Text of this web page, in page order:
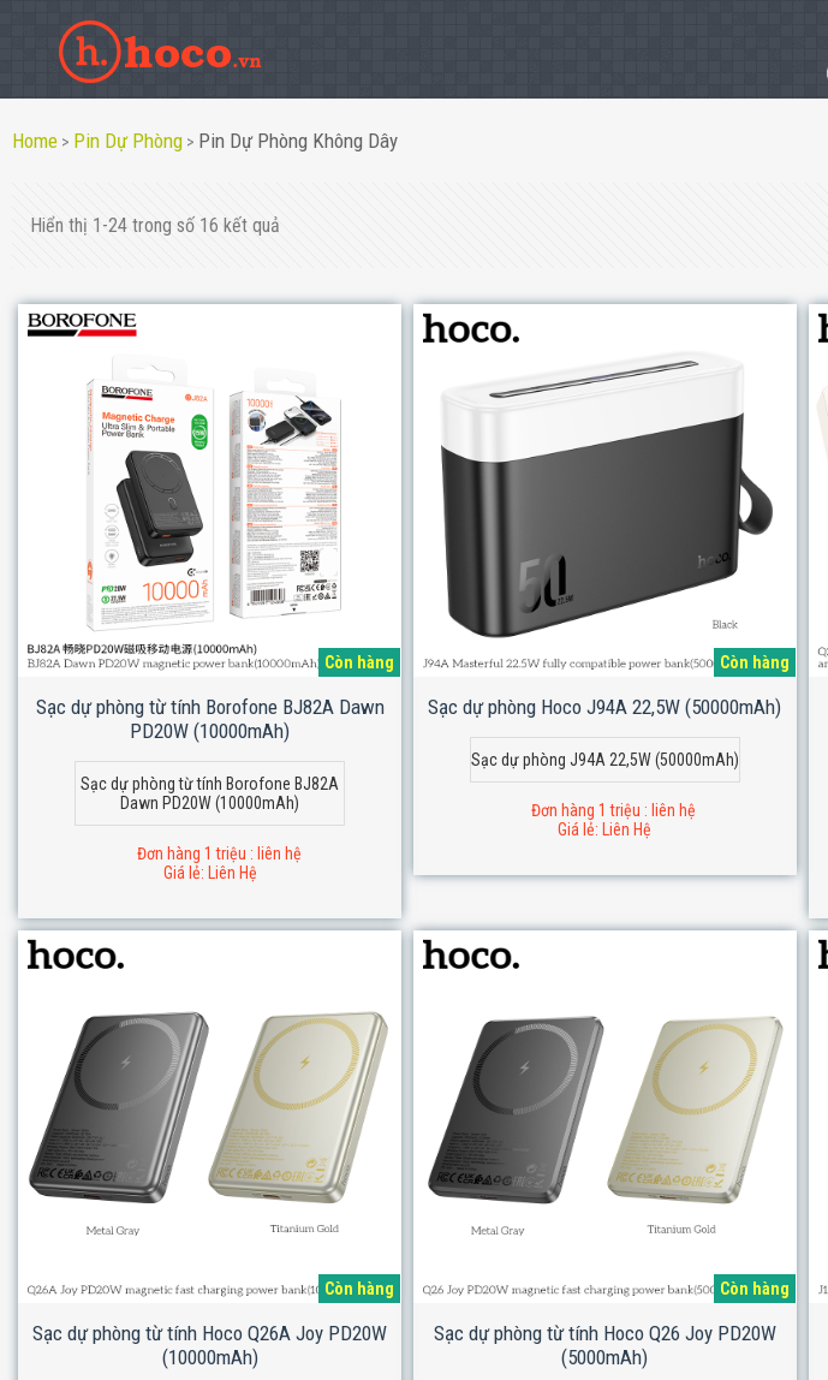
Home > Pin Dự Phòng > Pin Dự Phòng Không Dây
Hiển thị 1-24 trong số 16 kết quả
Còn hàng
Sạc dự phòng từ tính Borofone BJ82A Dawn
PD20W (10000mAh)
Sạc dự phòng từ tính Borofone BJ82A
Dawn PD20W (10000mAh)
Đơn hàng 1 triệu : liên hệ
Giá lẻ: Liên Hệ
Còn hàng
Sạc dự phòng Hoco J94A 22,5W (50000mAh)
Sạc dự phòng J94A 22,5W (50000mAh)
Đơn hàng 1 triệu : liên hệ
Giá lẻ: Liên Hệ
Còn hàng
Sạc dự phòng từ tính Hoco Q26A Joy PD20W
(10000mAh)
Còn hàng
Sạc dự phòng từ tính Hoco Q26 Joy PD20W
(5000mAh)